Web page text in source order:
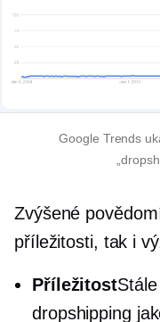
Google Trends
Zvýšené
příležitosti, tak i
Příležitost
dropshipping